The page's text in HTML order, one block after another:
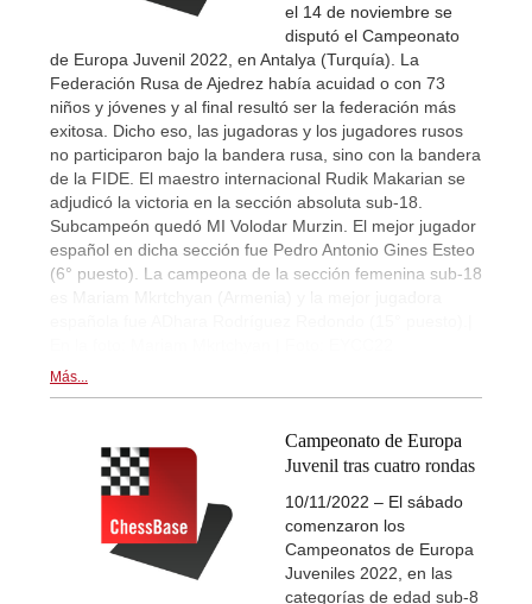
el 14 de noviembre se
disputó el Campeonato
de Europa Juvenil 2022, en Antalya (Turquía). La
Federación Rusa de Ajedrez había acuidad o con 73
niños y jóvenes y al final resultó ser la federación más
exitosa. Dicho eso, las jugadoras y los jugadores rusos
no participaron bajo la bandera rusa, sino con la bandera
de la FIDE. El maestro internacional Rudik Makarian se
adjudicó la victoria en la sección absoluta sub-18.
Subcampeón quedó MI Volodar Murzin. El mejor jugador
español en dicha sección fue Pedro Antonio Gines Esteo
(6° puesto). La campeona de la sección femenina sub-18
Más...
Campeonato de Europa
Juvenil tras cuatro rondas
10/11/2022 – El sábado
comenzaron los
Campeonatos de Europa
Juveniles 2022, en las
categorías de edad sub-8